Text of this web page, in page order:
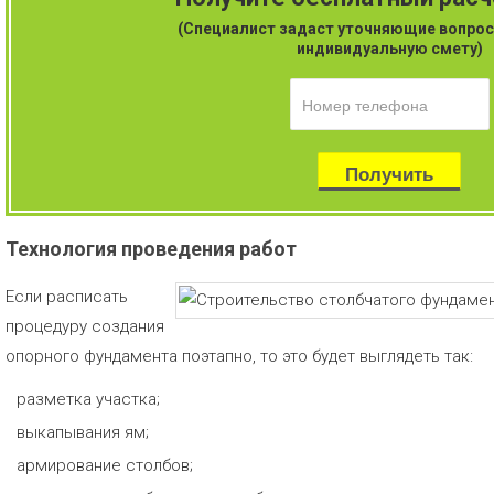
(Специалист задаст уточняющие
индивидуальную смету)
Технология проведения работ
Если расписать
процедуру создания
опорного фундамента поэтапно, то это будет выглядеть так:
разметка участка;
выкапывания ям;
армирование столбов;